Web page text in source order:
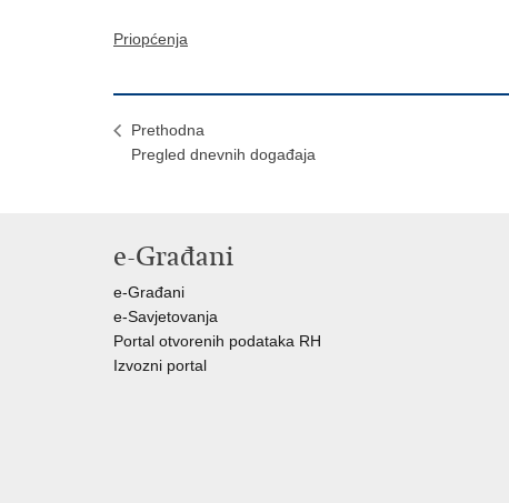
Priopćenja
Prethodna
Pregled dnevnih događaja
e-Građani
e-Građani
e-Savjetovanja
Portal otvorenih podataka RH
Izvozni portal